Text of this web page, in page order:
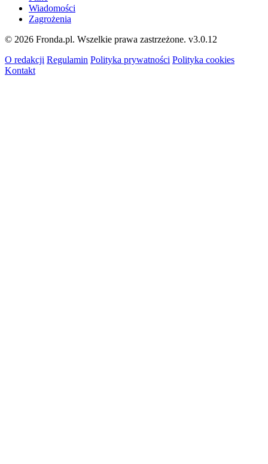
Wiadomości
Zagrożenia
© 2026 Fronda.pl. Wszelkie prawa zastrzeżone. v3.0.12
O redakcji Regulamin Polityka prywatności Polityka cookies
Kontakt